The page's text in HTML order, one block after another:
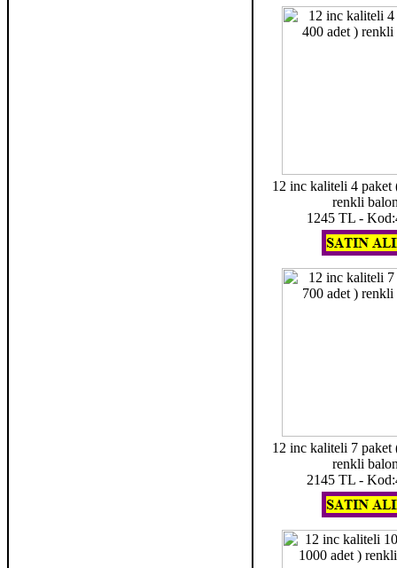
12 inc kaliteli 4 paket
renkli
1245 TL -
12 inc kaliteli 7 paket
renkli
2145 TL -